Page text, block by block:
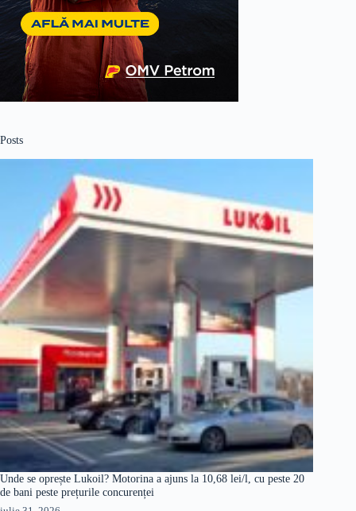
Posts
Unde se oprește Lukoil? Motorina a ajuns la 10,68 lei/l, cu peste 20
de bani peste prețurile concurenței